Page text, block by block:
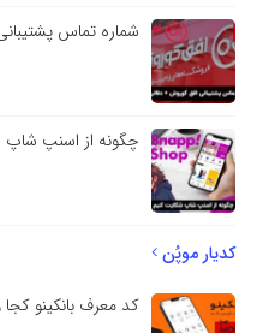
شماره تماس
چگونه از اسنپ شاپ
کدیار موپُن
کد معرف بانکینو